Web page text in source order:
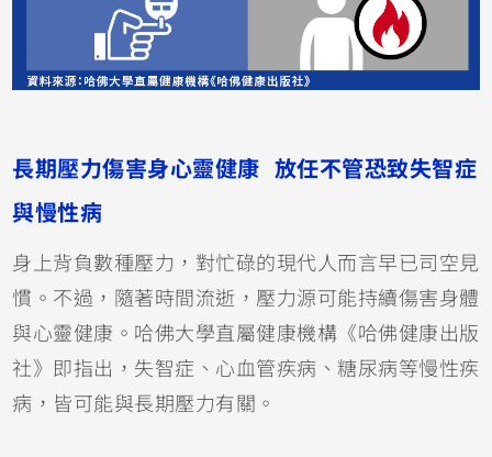
長期壓力傷害身心靈健康 放任不管恐致失智症
與慢性病
身上背負數種壓力，對忙碌的現代人而言早已司空見
慣。不過，隨著時間流逝，壓力源可能持續傷害身體
與心靈健康。哈佛大學直屬健康機構《哈佛健康出版
社》即指出，失智症、心血管疾病、糖尿病等慢性疾
病，皆可能與長期壓力有關。